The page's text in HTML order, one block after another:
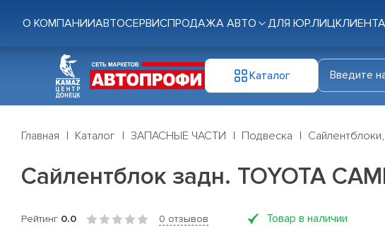
О КОМПАНИИАВТОСЕРВИСПРОДАЖА АВТО ДЛЯ ЮР.ЛИЦ
Каталог
Главная Каталог ЗАПАСНЫЕ ЧАСТИ Подвеска
Сайлентблок задн. TOYOTA
Рейтинг 0.0 0 отзывов Товар в наличии